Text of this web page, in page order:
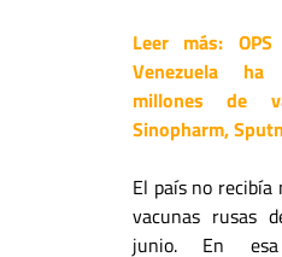
Leer más:
Venezuela
millones de
Sinopharm,
El país no recibía
vacunas rusas
junio. En esa